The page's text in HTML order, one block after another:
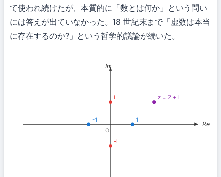
て使われ続けたが、本質的に「数とは何か」という問い
には答えが出ていなかった。18 世紀末まで「虚数は本当
に存在するのか?」という哲学的議論が続いた。
Re
Im
O
1
i
-1
-i
z = 2 + i